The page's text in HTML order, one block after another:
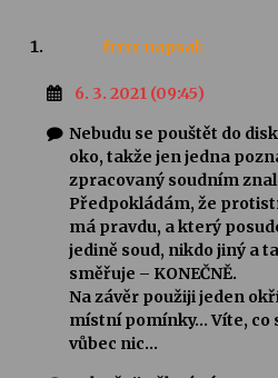
frrrr napsal:
6. 3. 2021 (09:45)
Nebudu se pouštět do
oko, takže jen jedna
zpracovaný soudním
Předpokládám, že
má pravdu, a který
jedině soud, nikdo jiný a
směřuje – KONEČNĚ.
Na závěr použiji jeden
místní pomínky… Víte, co
vůbec nic…